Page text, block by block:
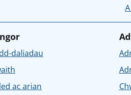
daliadau
ac arian